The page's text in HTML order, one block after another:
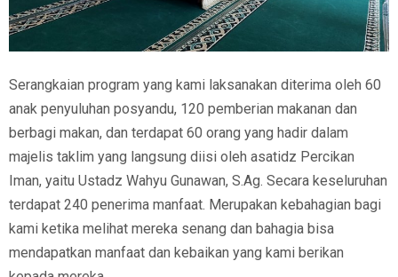
Serangkaian program yang kami laksanakan diterima oleh 60
anak penyuluhan posyandu, 120 pemberian makanan dan
berbagi makan, dan terdapat 60 orang yang hadir dalam
majelis taklim yang langsung diisi oleh asatidz Percikan
Iman, yaitu Ustadz Wahyu Gunawan, S.Ag. Secara keseluruhan
terdapat 240 penerima manfaat. Merupakan kebahagian bagi
kami ketika melihat mereka senang dan bahagia bisa
mendapatkan manfaat dan kebaikan yang kami berikan